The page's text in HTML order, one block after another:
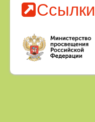
Ссылки